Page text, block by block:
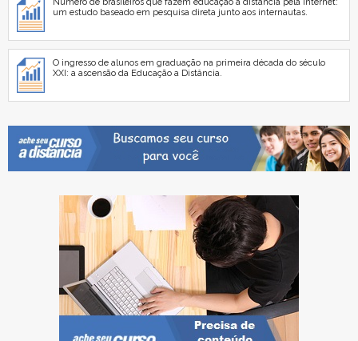
um estudo baseado em pesquisa direta junto aos internautas.
O ingresso de alunos em graduação na primeira década do século
XXI: a ascensão da Educação a Distância.